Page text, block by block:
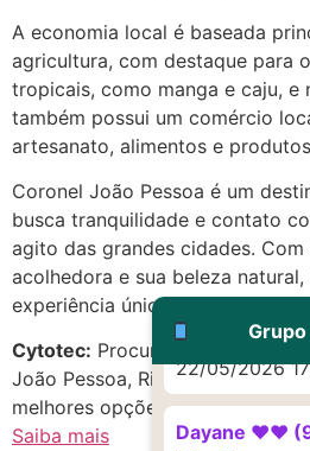
A economia local é baseada
agricultura, com destaque para
tropicais, como manga e caju, e
também possui um comércio
artesanato, alimentos e
Coronel João Pessoa é um
busca tranquilidade e contato
agito das grandes cidades. Com
acolhedora e sua beleza
experiência única aos seus
Cytotec: Procurando remedio
João Pessoa, Rio Grande do
melhores opções!
Saiba mais
http://
Deve ser um
mesmo
22/05/2026
G
http://
Muito
22/05/2026
Dayane ♥️♥️